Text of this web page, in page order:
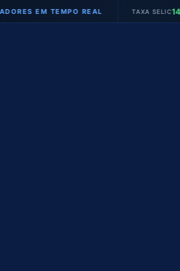
EM TEMPO REAL TAXA SELIC14,00%a.a.